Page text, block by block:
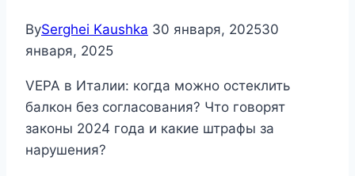
BySerghei Kaushka 30 января, 202530
января, 2025
VEPA в Италии: когда можно остеклить
балкон без согласования? Что говорят
законы 2024 года и какие штрафы за
нарушения?